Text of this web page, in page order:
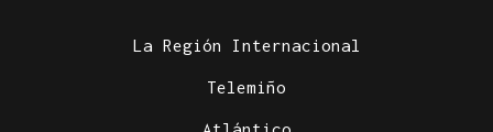
La Región Internacional
Telemiño